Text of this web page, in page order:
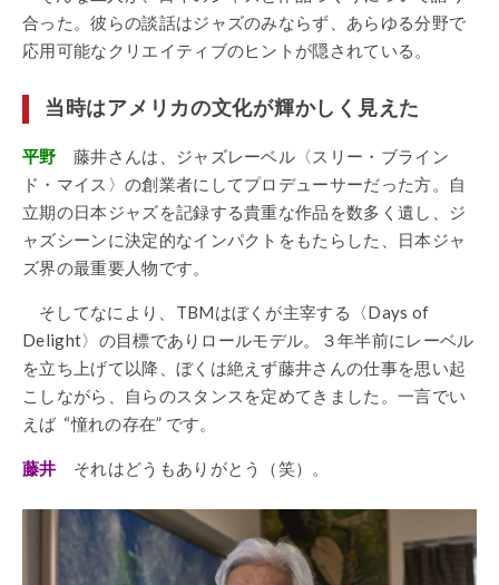
合った。彼らの談話はジャズのみならず、あらゆる分野で
応用可能なクリエイティブのヒントが隠されている。
当時はアメリカの文化が輝かしく見えた
平野 藤井さんは、ジャズレーベル〈スリー・ブライン
ド・マイス〉の創業者にしてプロデューサーだった方。自
立期の日本ジャズを記録する貴重な作品を数多く遺し、ジ
ャズシーンに決定的なインパクトをもたらした、日本ジャ
ズ界の最重要人物です。
そしてなにより、TBMはぼくが主宰する〈Days of
Delight〉の目標でありロールモデル。３年半前にレーベル
を立ち上げて以降、ぼくは絶えず藤井さんの仕事を思い起
こしながら、自らのスタンスを定めてきました。一言でい
えば “憧れの存在” です。
藤井 それはどうもありがとう（笑）。